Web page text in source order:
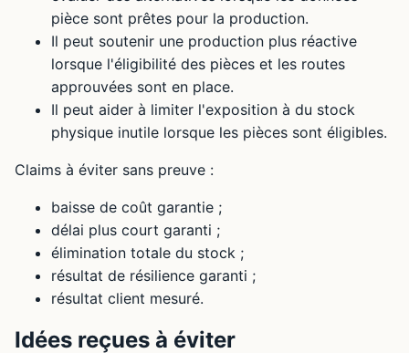
pièce sont prêtes pour la production.
Il peut soutenir une production plus réactive
lorsque l'éligibilité des pièces et les routes
approuvées sont en place.
Il peut aider à limiter l'exposition à du stock
physique inutile lorsque les pièces sont éligibles.
Claims à éviter sans preuve :
baisse de coût garantie ;
délai plus court garanti ;
élimination totale du stock ;
résultat de résilience garanti ;
résultat client mesuré.
Idées reçues à éviter